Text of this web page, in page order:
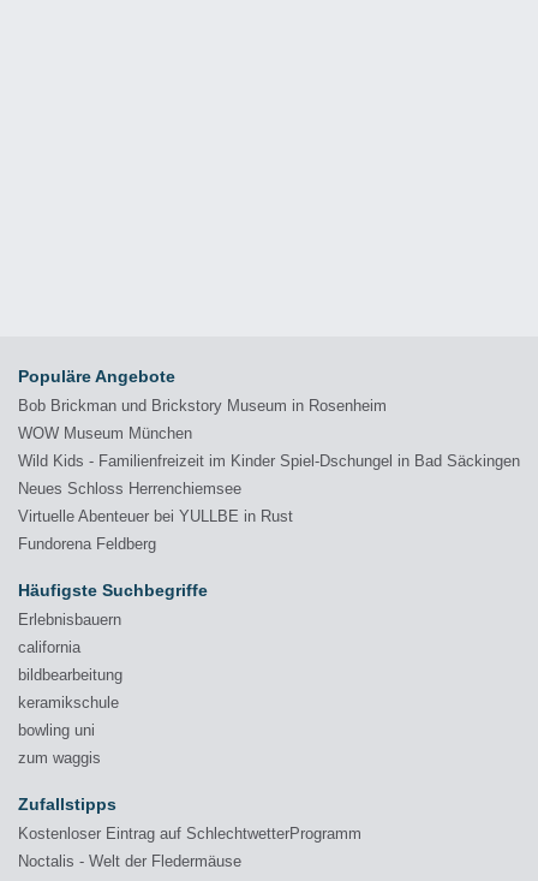
Populäre Angebote
Bob Brickman und Brickstory Museum in Rosenheim
WOW Museum München
Wild Kids - Familienfreizeit im Kinder Spiel-Dschungel in Bad Säckingen
Neues Schloss Herrenchiemsee
Virtuelle Abenteuer bei YULLBE in Rust
Fundorena Feldberg
Häufigste Suchbegriffe
Erlebnisbauern
california
bildbearbeitung
keramikschule
bowling uni
zum waggis
Zufallstipps
Kostenloser Eintrag auf SchlechtwetterProgramm
Noctalis - Welt der Fledermäuse